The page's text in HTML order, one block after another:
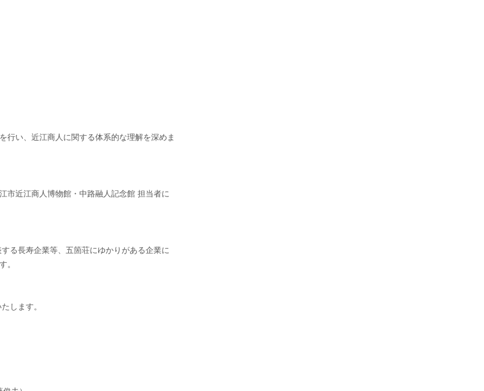
い、近江商人に関する体系的な理解を深めま
市近江商人博物館・中路融人記念館 担当者に
る長寿企業等、五箇荘にゆかりがある企業に
。
します。